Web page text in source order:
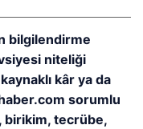
bilgilendirme
niteliği
kaynaklı kâr ya da
sorumlu
birikim, tecrübe,